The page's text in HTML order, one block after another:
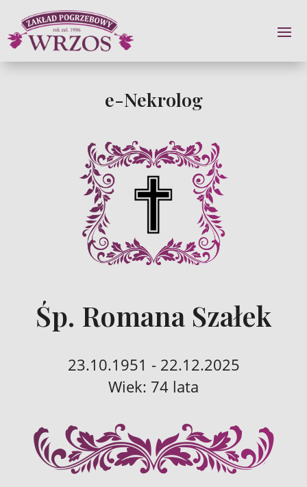
e-Nekrolog
Śp. Romana Szałek
23.10.1951 - 22.12.2025
Wiek: 74 lata